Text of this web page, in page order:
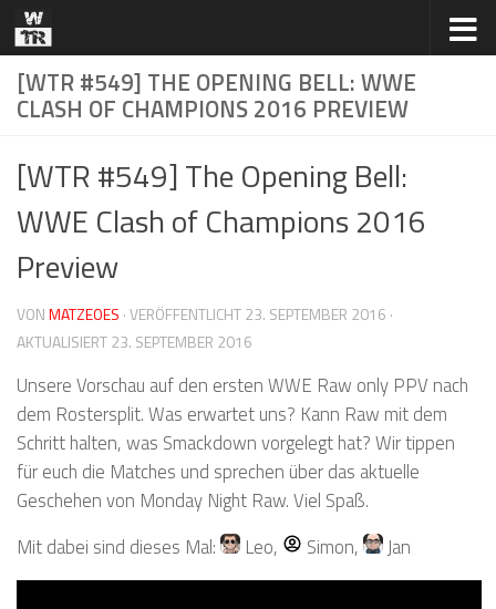
Zum Inhalt springen
[WTR #549] THE OPENING BELL: WWE
CLASH OF CHAMPIONS 2016 PREVIEW
[WTR #549] The Opening Bell:
WWE Clash of Champions 2016
Preview
VONMATZEOES · VERÖFFENTLICHT23. SEPTEMBER 2016 ·
AKTUALISIERT23. SEPTEMBER 2016
Unsere Vorschau auf den ersten WWE Raw only PPV nach
dem Rostersplit. Was erwartet uns? Kann Raw mit dem
Schritt halten, was Smackdown vorgelegt hat? Wir tippen
für euch die Matches und sprechen über das aktuelle
Geschehen von Monday Night Raw. Viel Spaß.
Mit dabei sind dieses Mal:
Leo, Simon, Jan